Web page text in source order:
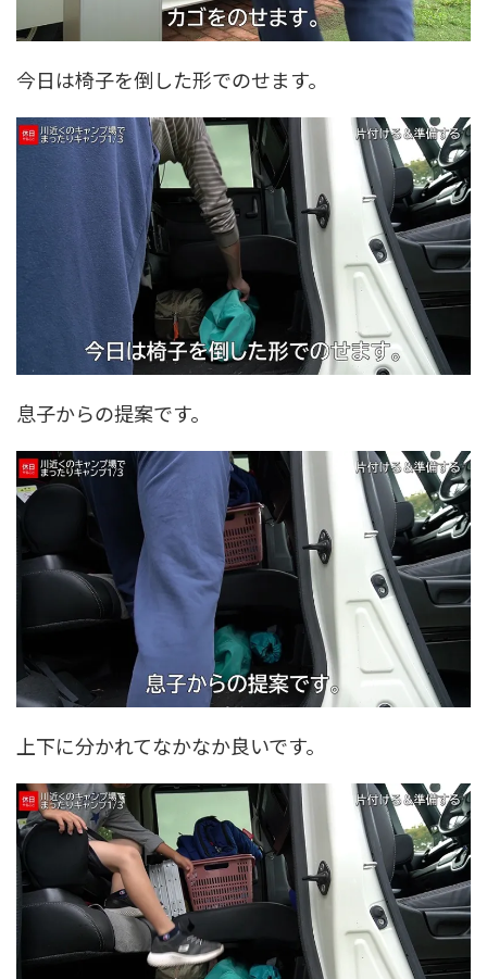
今日は椅子を倒した形でのせます。
息子からの提案です。
上下に分かれてなかなか良いです。